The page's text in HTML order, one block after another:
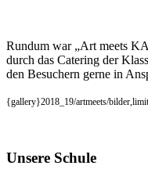
Rundum war „Art meets
durch das Catering der
den Besuchern gerne in
{gallery}2018_19/artmeets/
Unsere Schule